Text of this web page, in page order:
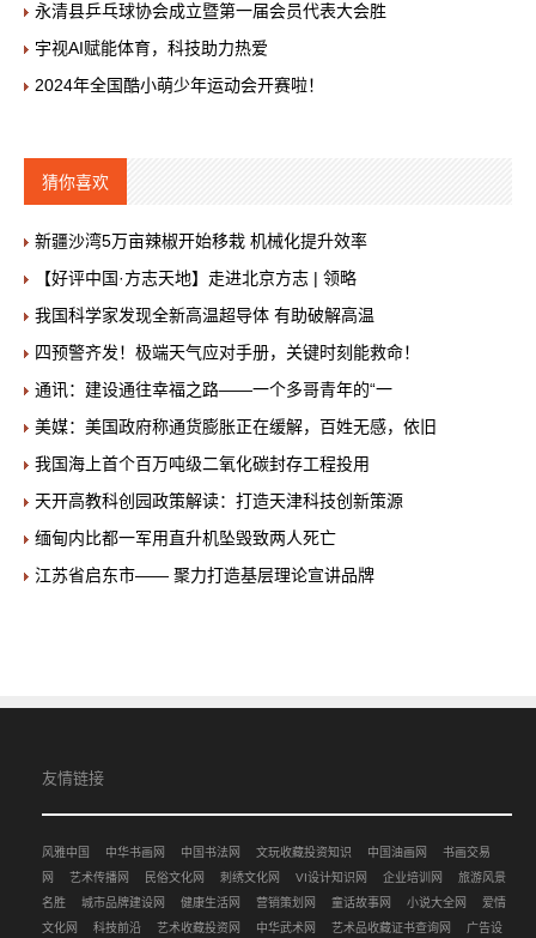
永清县乒乓球协会成立暨第一届会员代表大会胜
宇视AI赋能体育，科技助力热爱
2024年全国酷小萌少年运动会开赛啦！
猜你喜欢
新疆沙湾5万亩辣椒开始移栽 机械化提升效率
【好评中国·方志天地】走进北京方志 | 领略
我国科学家发现全新高温超导体 有助破解高温
四预警齐发！极端天气应对手册，关键时刻能救命！
通讯：建设通往幸福之路——一个多哥青年的“一
美媒：美国政府称通货膨胀正在缓解，百姓无感，依旧
我国海上首个百万吨级二氧化碳封存工程投用
天开高教科创园政策解读：打造天津科技创新策源
缅甸内比都一军用直升机坠毁致两人死亡
江苏省启东市—— 聚力打造基层理论宣讲品牌
友情链接
风雅中国 中华书画网 中国书法网 文玩收藏投资知识 中国油画网
书画交易
网
艺术传播网 民俗文化网 刺绣文化网 VI设计知识网 企业培训网
旅游风景
名胜
城市品牌建设网 健康生活网 营销策划网 童话故事网 小说大全网
爱情
文化网
科技前沿 艺术收藏投资网 中华武术网 艺术品收藏证书查询网 广告设